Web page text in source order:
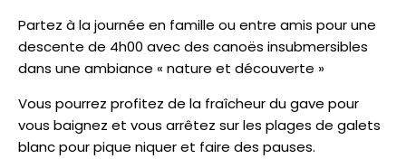
Partez à la journée en famille ou entre amis pour une
descente de 4h00 avec des canoës insubmersibles
dans une ambiance « nature et découverte »
Vous pourrez profitez de la fraîcheur du gave pour
vous baignez et vous arrêtez sur les plages de galets
blanc pour pique niquer et faire des pauses.